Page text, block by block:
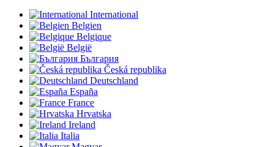
International
Belgien
Belgique
België
България
Česká republika
Deutschland
España
France
Hrvatska
Ireland
Italia